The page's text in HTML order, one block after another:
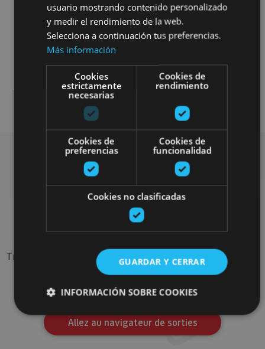
Localidades Camino de Santiago
Visitas guiadas
Rechercher plus de
sorties
Trouvez des sorties et des propositions pour compléter votre
séjour en Navarre : activités organisées, visites et les
évènements-phares de l'agenda
Allez au navigateur de sorties
usuario mostrando contenido personalizado
y medir el rendimiento de la web.
Selecciona a continuación tus preferencias.
Más información
Cookies
estrictamente
necesarias
Cookies de
rendimiento
Cookies de
preferencias
Cookies de
funcionalidad
Cookies no clasificadas
GUARDAR Y CERRAR
INFORMACIÓN SOBRE COOKIES
Cookies estrictamente necesarias